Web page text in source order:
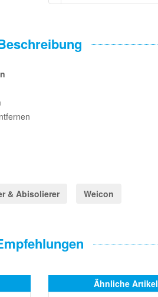
& Abisolierer Weicon
Ähnliche Artikel